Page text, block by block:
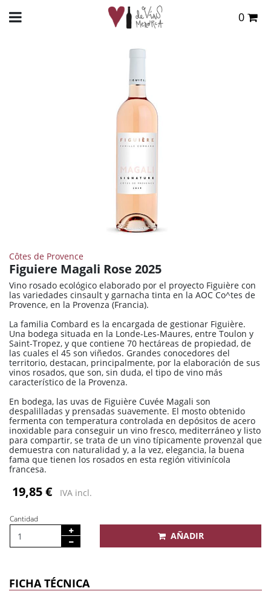
0
VER CESTA
Côtes de Provence
Figuiere Magali Rose 2025
Vino rosado ecológico elaborado por el proyecto Figuière con
las variedades cinsault y garnacha tinta en la AOC Co^tes de
Provence, en la Provenza (Francia).
La familia Combard es la encargada de gestionar Figuière.
Una bodega situada en la Londe-Les-Maures, entre Toulon y
Saint-Tropez, y que contiene 70 hectáreas de propiedad, de
las cuales el 45 son viñedos. Grandes conocedores del
territorio, destacan, principalmente, por la elaboración de sus
vinos rosados, que son, sin duda, el tipo de vino más
característico de la Provenza.
En bodega, las uvas de Figuière Cuvée Magali son
despalilladas y prensadas suavemente. El mosto obtenido
fermenta con temperatura controlada en depósitos de acero
inoxidable para conseguir un vino fresco, mediterráneo y listo
para compartir, se trata de un vino típicamente provenzal que
demuestra con naturalidad y, a la vez, elegancia, la buena
fama que tienen los rosados en esta región vitivinícola
francesa.
19,85 € IVA incl.
Cantidad
AÑADIR
FICHA TÉCNICA